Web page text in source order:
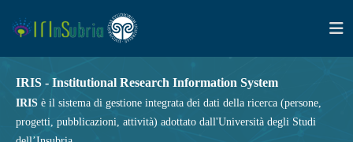
IRIS - Institutional Research Information System
IRIS è il sistema di gestione integrata dei dati della ricerca (persone,
progetti, pubblicazioni, attività) adottato dall'Università degli Studi